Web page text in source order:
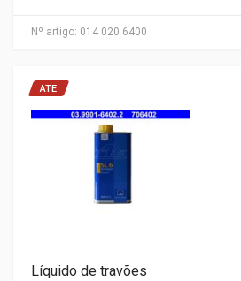
Nº artigo: 014 020 6400
ATE
Líquido de travões